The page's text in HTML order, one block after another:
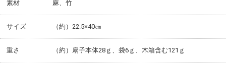
素材 麻、竹
サイズ （約）22.5×40㎝
重さ （約）扇子本体28ｇ、袋6ｇ、木箱含む121ｇ